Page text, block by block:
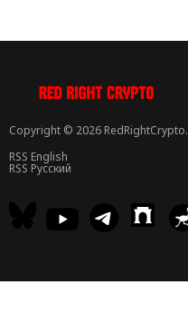
Copyright © 2026 RedRightCrypto.
RSS English
RSS Русский